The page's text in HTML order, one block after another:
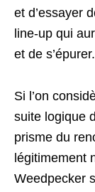
et d’essayer
line-up qui
et de s’épurer.
Si l’on
suite logique
prisme du
légitimement
Weedpecker